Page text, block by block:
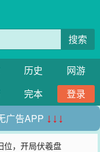
搜索
历史
网游
完本
登录
广告APP ↓↓↓
位，开局伏羲盘